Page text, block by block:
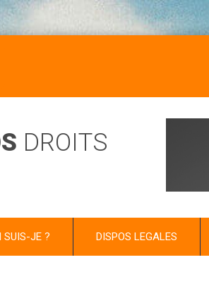
DROITS
SUIS-JE ? DISPOS LEGALES